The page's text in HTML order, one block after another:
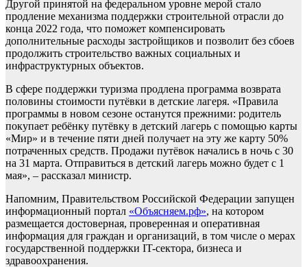
Другой принятой на федеральном уровне мерой стало
продление механизма поддержки строительной отрасли до
конца 2022 года, что поможет компенсировать
дополнительные расходы застройщиков и позволит без сбоев
продолжить строительство важных социальных и
инфраструктурных объектов.
В сфере поддержки туризма продлена программа возврата
половины стоимости путёвки в детские лагеря. «Правила
программы в новом сезоне останутся прежними: родитель
покупает ребёнку путёвку в детский лагерь с помощью карты
«Мир» и в течение пяти дней получает на эту же карту 50%
потраченных средств. Продажи путёвок начались в ночь с 30
на 31 марта. Отправиться в детский лагерь можно будет с 1
мая», – рассказал министр.
Напомним, Правительством Российской Федерации запущен
информационный портал «Объясняем.рф», на котором
размещается достоверная, проверенная и оперативная
информация для граждан и организаций, в том числе о мерах
государственной поддержки IT-сектора, бизнеса и
здравоохранения.